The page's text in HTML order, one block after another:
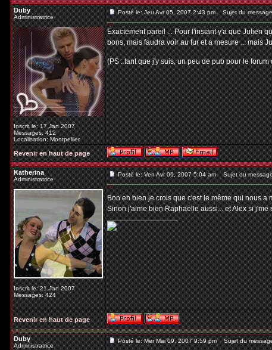
Duby
Administratrice
Inscrit le: 17 Jan 2007
Messages: 412
Localisation: Montpellier
Posté le: Jeu Avr 05, 2007 2:43 pm Sujet du
Exactement pareil ... Pour l'instant y'a que Julien
bons, mais faudra voir au fur et a mesure ... mais
(PS : tant que j'y suis, un peu de pub pour le
Revenir en haut de page
Katherina
Administratrice
Inscrit le: 21 Jan 2007
Messages: 424
Posté le: Ven Avr 06, 2007 5:04 am Sujet du
Bon eh bien je crois que c'est le même qui nous a
Sinon j'aime bien Raphaëlle aussi... et Alex si
_________________
Revenir en haut de page
Duby
Administratrice
Posté le: Mer Mai 09, 2007 9:59 pm Sujet du